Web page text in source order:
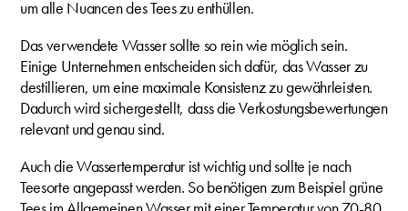
um alle Nuancen des Tees zu enthüllen.
Das verwendete Wasser sollte so rein wie möglich sein.
Einige Unternehmen entscheiden sich dafür, das Wasser zu
destillieren, um eine maximale Konsistenz zu gewährleisten.
Dadurch wird sichergestellt, dass die Verkostungsbewertungen
relevant und genau sind.
Auch die Wassertemperatur ist wichtig und sollte je nach
Teesorte angepasst werden. So benötigen zum Beispiel grüne